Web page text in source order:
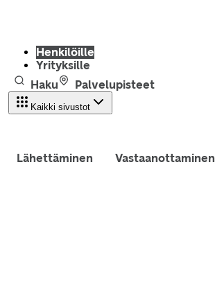
Henkilöille
Yrityksille
Haku
Palvelupisteet
Kaikki sivustot
Lähettäminen Vastaanottaminen